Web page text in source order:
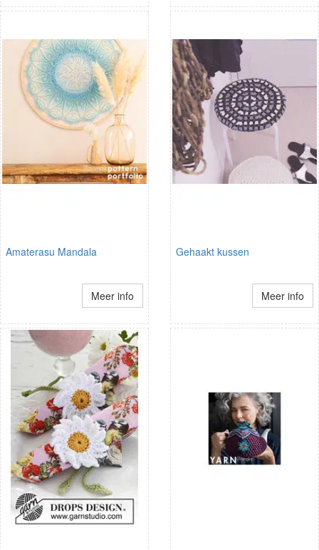
Amaterasu Mandala
Meer info
Gehaakt kussen
Meer info